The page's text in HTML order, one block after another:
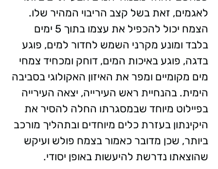
לאגמים, זאת בשל קצב הריבוי המהיר שלו.
הצמח יכול להכפיל את עצמו בתוך 5 ימים
בלבד ומונע מקרני השמש לחדור למים, פוגע
בדגה, פוגע באיכות המים, דוחק ומכחיד צמחי
מים מקומיים ומפר את האיזון האקולוגי בסביבה
הימית. בהנחיית ראש העירייה, יצאה העירייה
בפיילוט מיוחד שבמסגרתו החלה להסיר את
היקינתון בעזרת כלים מיוחדים ובתהליך מורכב
ביותר, שכן מדובר כאמור בצמח פולש ועיקש
שהוצאתו נדרשת להיעשות באופן יסודי.